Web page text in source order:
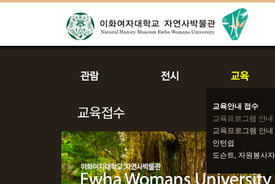
교육안내 접수
교육프로그램 안내
교육프로그램 안내
인턴쉽
도슨트, 자원봉사자